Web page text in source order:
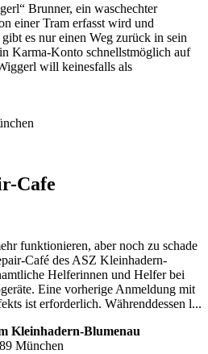
Brunner, ein waschechter
einer Tram erfasst wird und
es nur einen Weg zurück in sein
Karma-Konto schnellstmöglich auf
will keinesfalls als
Cafe
funktionieren, aber noch zu schade
Café des ASZ Kleinhadern-
Helferinnen und Helfer bei
Eine vorherige Anmeldung mit
ist erforderlich. Währenddessen l...
Kleinhadern-Blumenau
München